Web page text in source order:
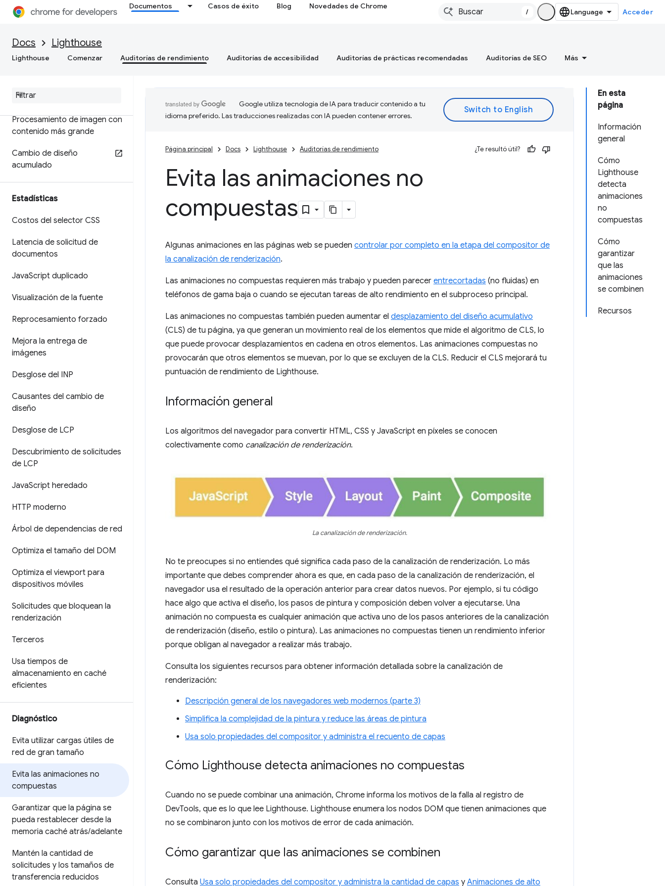
Documentos Casos de éxito Blog Novedades de Chrome
/ Acceder
Docs Lighthouse
Lighthouse Comenzar Auditorías de rendimiento Auditorías de accesibilidad Auditorías de prácticas recomendadas Auditorías de SEO Más
Métricas
Primer procesamiento de
imagen con contenido
Tiempo de bloqueo total
Procesamiento de imagen con
contenido más grande
Cambio de diseño
acumulado
Estadísticas
Costos del selector CSS
Latencia de solicitud de
documentos
JavaScript duplicado
Visualización de la fuente
Reprocesamiento forzado
Mejora la entrega de
imágenes
Desglose del INP
Causantes del cambio de
diseño
Desglose de LCP
Descubrimiento de solicitudes
de LCP
JavaScript heredado
HTTP moderno
Árbol de dependencias de red
Optimiza el tamaño del DOM
Optimiza el viewport para
dispositivos móviles
Solicitudes que bloquean la
renderización
Terceros
Usa tiempos de
almacenamiento en caché
eficientes
Diagnóstico
Evita utilizar cargas útiles de
red de gran tamaño
Evita las animaciones no
compuestas
Garantizar que la página se
pueda restablecer desde la
memoria caché atrás/adelante
Mantén la cantidad de
solicitudes y los tamaños de
transferencia reducidos
En esta
página
Información
general
Cómo
Lighthouse
detecta
animaciones
no
compuestas
Cómo
garantizar
que las
animaciones
se combinen
Recursos
Google utiliza tecnología de IA para traducir contenido a tu
idioma preferido. Las traducciones realizadas con IA pueden contener errores.
Página principal Docs Lighthouse Auditorías de rendimiento ¿Te resultó útil?
Evita las animaciones no
compuestas
Algunas animaciones en las páginas web se pueden controlar por completo en la etapa del compositor de
la canalización de renderización.
Las animaciones no compuestas requieren más trabajo y pueden parecer entrecortadas (no fluidas) en
teléfonos de gama baja o cuando se ejecutan tareas de alto rendimiento en el subproceso principal.
Las animaciones no compuestas también pueden aumentar el desplazamiento del diseño acumulativo
(CLS) de tu página, ya que generan un movimiento real de los elementos que mide el algoritmo de CLS, lo
que puede provocar desplazamientos en cadena en otros elementos. Las animaciones compuestas no
provocarán que otros elementos se muevan, por lo que se excluyen de la CLS. Reducir el CLS mejorará tu
puntuación de rendimiento de Lighthouse.
Información general
Los algoritmos del navegador para convertir HTML, CSS y JavaScript en píxeles se conocen
colectivamente como canalización de renderización.
La canalización de renderización.
No te preocupes si no entiendes qué significa cada paso de la canalización de renderización. Lo más
importante que debes comprender ahora es que, en cada paso de la canalización de renderización, el
navegador usa el resultado de la operación anterior para crear datos nuevos. Por ejemplo, si tu código
hace algo que activa el diseño, los pasos de pintura y composición deben volver a ejecutarse. Una
animación no compuesta es cualquier animación que activa uno de los pasos anteriores de la canalización
de renderización (diseño, estilo o pintura). Las animaciones no compuestas tienen un rendimiento inferior
porque obligan al navegador a realizar más trabajo.
Consulta los siguientes recursos para obtener información detallada sobre la canalización de
renderización:
Descripción general de los navegadores web modernos (parte 3)
Simplifica la complejidad de la pintura y reduce las áreas de pintura
Usa solo propiedades del compositor y administra el recuento de capas
Cómo Lighthouse detecta animaciones no compuestas
Cuando no se puede combinar una animación, Chrome informa los motivos de la falla al registro de
DevTools, que es lo que lee Lighthouse. Lighthouse enumera los nodos DOM que tienen animaciones que
no se combinaron junto con los motivos de error de cada animación.
Cómo garantizar que las animaciones se combinen
Consulta Usa solo propiedades del compositor y administra la cantidad de capas y Animaciones de alto